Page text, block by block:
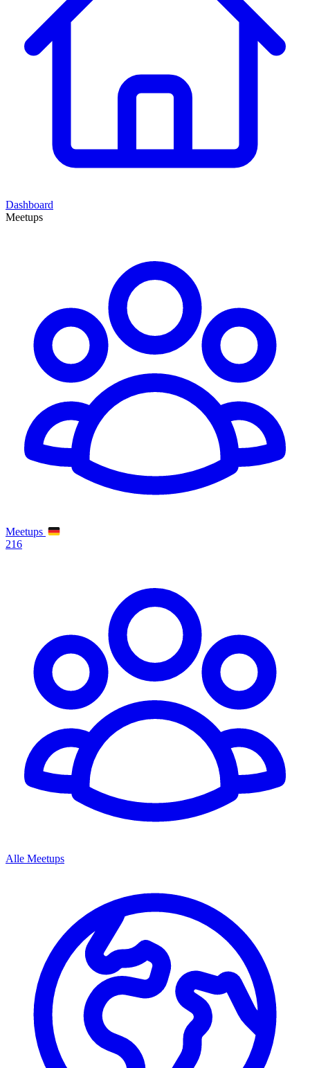
Dashboard
Meetups
Meetups
216
Alle Meetups